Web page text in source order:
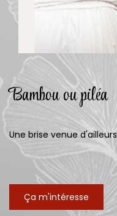
Bambou ou piléa
Une brise venue d'ailleurs
Ça m'intéresse